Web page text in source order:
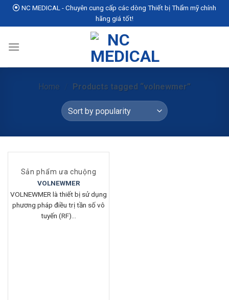
Skip
NC MEDICAL - Chuyên cung cấp các dòng Thiết bị Thẩm mỹ chính
hãng giá tốt!
Home Products tagged “volnewmer”
Sản phẩm ưa chuộng
VOLNEWMER
VOLNEWMER là thiết bị sử dụng
phương pháp điều trị tần số vô
tuyến (RF)...